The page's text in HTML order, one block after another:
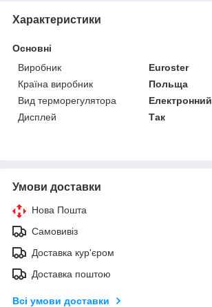
Характеристики
Основні
Виробник
Euroster
Країна виробник
Польща
Вид терморегулятора
Електронний
Дисплей
Так
Умови доставки
Нова Пошта
Самовивіз
Доставка кур'єром
Доставка поштою
Всі умови доставки